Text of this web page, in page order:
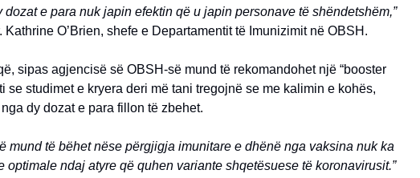
dozat e para nuk japin efektin që u japin personave të shëndetshëm,”
Kathrine O’Brien, shefe e Departamentit të Imunizimit në OBSH.
sipas agjencisë së OBSH-së mund të rekomandohet një “booster
se studimet e kryera deri më tani tregojnë se me kalimin e kohës,
dy dozat e para fillon të zbehet.
mund të bëhet nëse përgjigja imunitare e dhënë nga vaksina nuk ka
optimale ndaj atyre që quhen variante shqetësuese të koronavirusit.”